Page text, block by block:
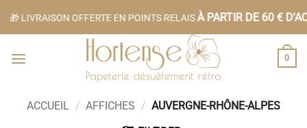
au
LIVRAISON OFFERTE EN POINTS RELAISÀ PARTIR DE 60 €
0
ACCUEIL / AFFICHES / AUVERGNE-RHÔNE-ALPES